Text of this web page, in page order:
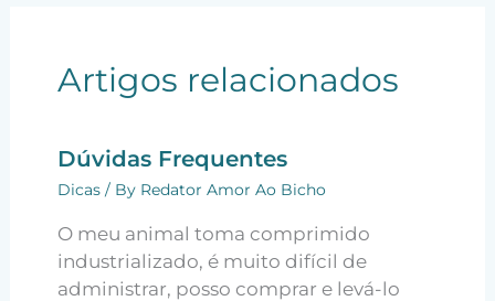
Artigos relacionados
Dúvidas Frequentes
Dicas/ By Redator Amor Ao Bicho
O meu animal toma comprimido
industrializado, é muito difícil de
administrar, posso comprar e levá-lo